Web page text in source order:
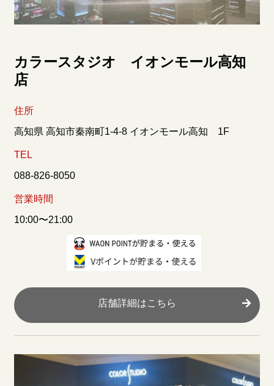
カラースタジオ イオンモール高知
店
住所
高知県 高知市秦南町1-4-8 イオンモール高知 1F
TEL
088-826-8050
営業時間
10:00〜21:00
店舗詳細はこちら